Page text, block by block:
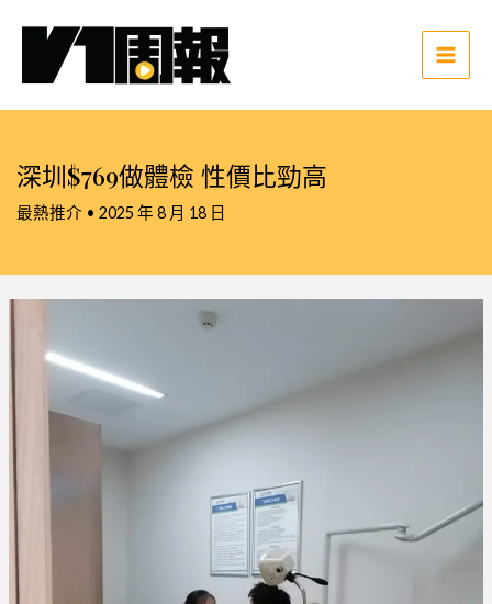
Main
深圳$769做體檢 性價比勁高
最熱推介 • 2025 年 8 月 18 日